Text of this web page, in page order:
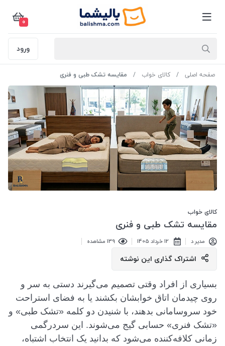
0
ورود
صفحه اصلی کالای خواب مقایسه تشک طبی و فنری
کالای خواب
مقایسه تشک طبی و فنری
مدیر د 12 خرداد 1405 139 مشاهده
اشتراک گذاری این نوشته
بسیاری از افراد وقتی تصمیم می‌گیرند دستی به سر و
روی چیدمان اتاق خوابشان بکشند یا به فضای استراحت
خود سروسامانی بدهند، با شنیدن دو کلمه «تشک طبی» و
«تشک فنری» حسابی گیج می‌شوند. این سردرگمی
زمانی کلافه‌کننده می‌شود که بدانید یک انتخاب اشتباه،